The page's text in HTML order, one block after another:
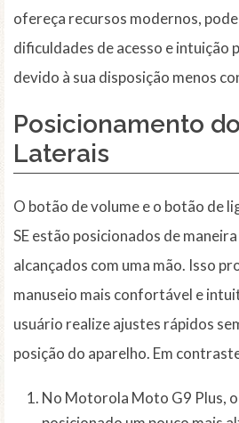
ofereça recursos modernos,
dificuldades de acesso e intuição
devido à sua disposição menos
Posicionamento
Laterais
O botão de volume e o botão de
SE estão posicionados de
alcançados com uma mão. Isso
manuseio mais confortável e
usuário realize ajustes rápidos
posição do aparelho. Em
No Motorola Moto G9 Plus,